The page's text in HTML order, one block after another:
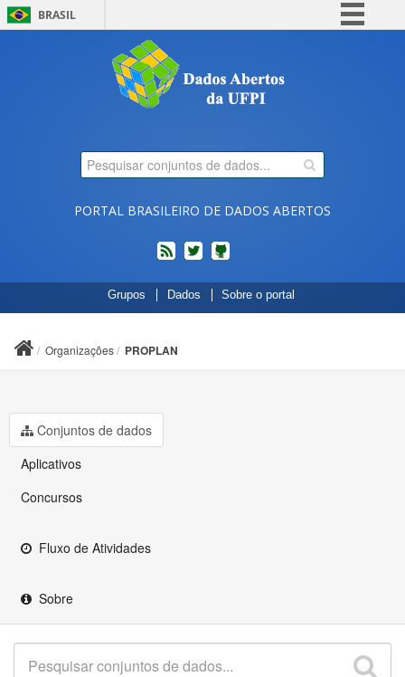
BRASIL
Comunica BR
Participe
Legislação
PORTAL BRASILEIRO DE DADOS ABERTOS
feed twitterCódigos
fonte
de
Grupos Dados Sobre o portal
Organizações PROPLAN
Conjuntos de dados
Aplicativos
Concursos
Fluxo de Atividades
Sobre